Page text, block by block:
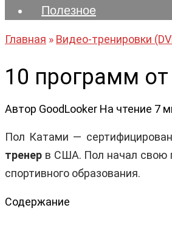
Полезноe
Главная » Видео-тренировки
10 программ
Автор GoodLooker На чтение 7
Пол Катами —
тренер в США. Пол начал свою
спортивного образования.
Содержание